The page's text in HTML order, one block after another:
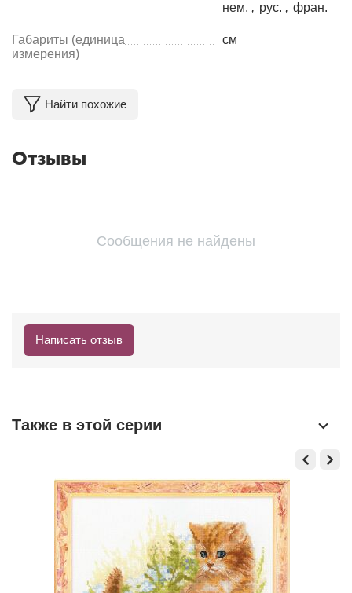
нем. , рус. , фран.
Габариты (единица
измерения)
см
Найти похожие
Отзывы
Сообщения не найдены
Написать отзыв
Также в этой серии